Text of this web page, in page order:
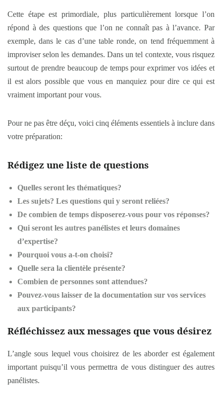
Cette étape est primordiale, plus particulièrement lorsque l’on
répond à des questions que l’on ne connaît pas à l’avance. Par
exemple, dans le cas d’une table ronde, on tend fréquemment à
improviser selon les demandes. Dans un tel contexte, vous risquez
surtout de prendre beaucoup de temps pour exprimer vos idées et
il est alors possible que vous en manquiez pour dire ce qui est
vraiment important pour vous.
Pour ne pas être déçu, voici cinq éléments essentiels à inclure dans
votre préparation:
Rédigez une liste de questions
Quelles seront les thématiques?
Les sujets? Les questions qui y seront reliées?
De combien de temps disposerez-vous pour vos réponses?
Qui seront les autres panélistes et leurs domaines
d’expertise?
Pourquoi vous a-t-on choisi?
Quelle sera la clientèle présente?
Combien de personnes sont attendues?
Pouvez-vous laisser de la documentation sur vos services
aux participants?
Réfléchissez aux messages que vous désirez
L’angle sous lequel vous choisirez de les aborder est également
important puisqu’il vous permettra de vous distinguer des autres
panélistes.